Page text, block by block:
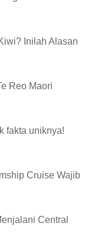
Inilah Alasan
Reo Maori
fakta uniknya!
Cruise Wajib
Central